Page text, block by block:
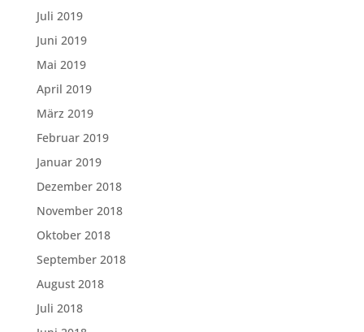
Juli 2019
Juni 2019
Mai 2019
April 2019
März 2019
Februar 2019
Januar 2019
Dezember 2018
November 2018
Oktober 2018
September 2018
August 2018
Juli 2018